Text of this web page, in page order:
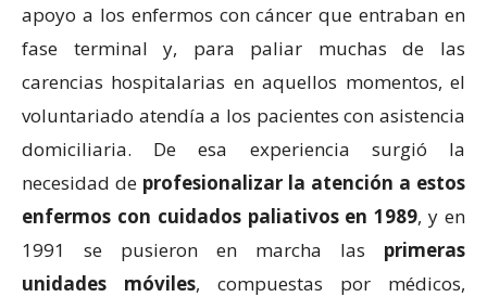
apoyo a los enfermos con cáncer que entraban en
fase terminal y, para paliar muchas de las
carencias hospitalarias en aquellos momentos, el
voluntariado atendía a los pacientes con asistencia
domiciliaria. De esa experiencia surgió la
necesidad de profesionalizar la atención a estos
enfermos con cuidados paliativos en 1989, y en
1991 se pusieron en marcha las primeras
unidades móviles, compuestas por médicos,